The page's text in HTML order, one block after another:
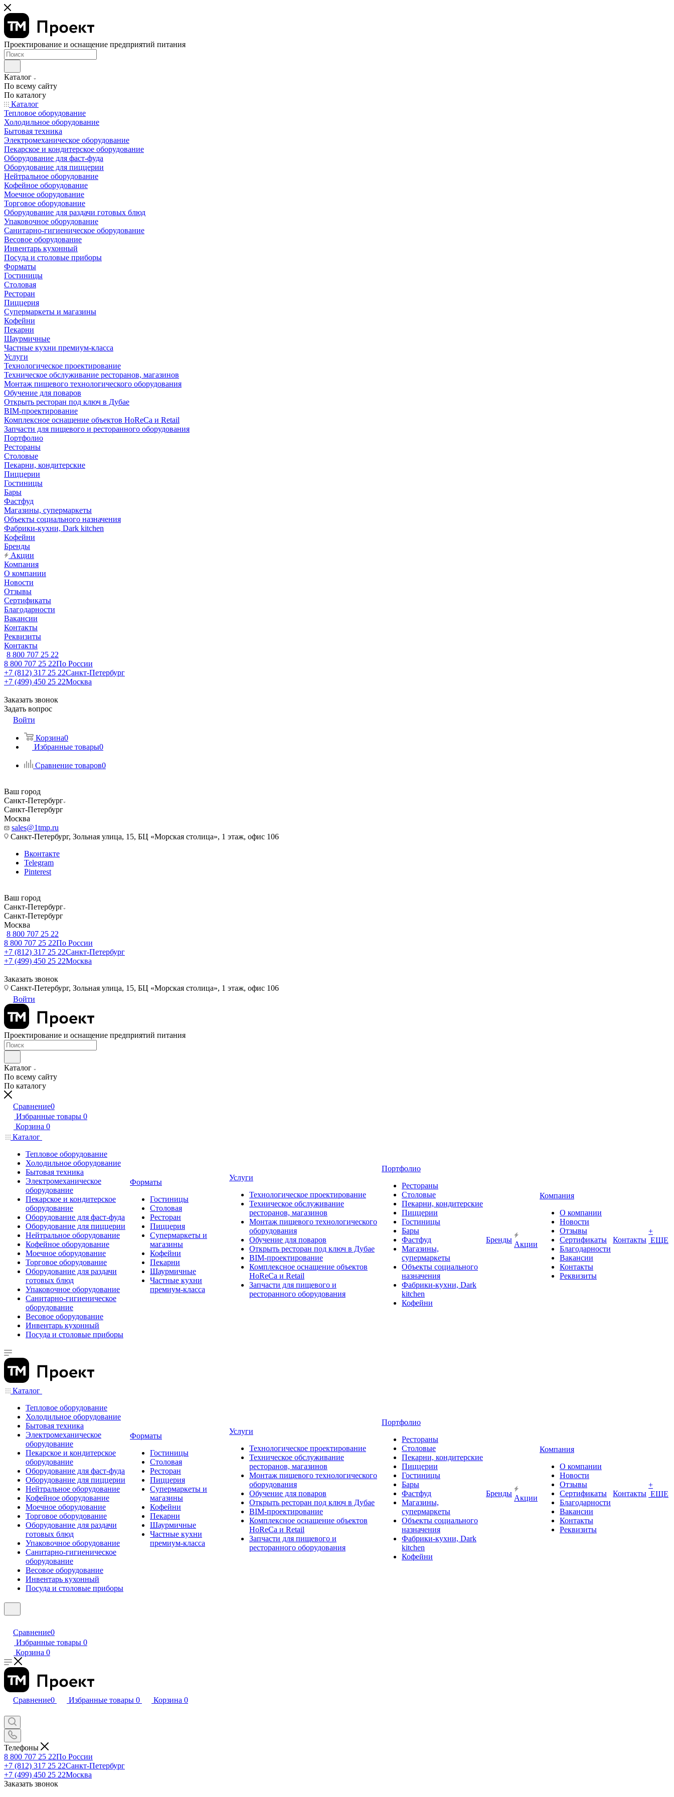
Проектирование и оснащение предприятий питания
Каталог
По всему сайту
По каталогу
Каталог
Тепловое оборудование
Холодильное оборудование
Бытовая техника
Электромеханическое оборудование
Пекарское и кондитерское оборудование
Оборудование для фаст-фуда
Оборудование для пиццерии
Нейтральное оборудование
Кофейное оборудование
Моечное оборудование
Торговое оборудование
Оборудование для раздачи готовых блюд
Упаковочное оборудование
Санитарно-гигиеническое оборудование
Весовое оборудование
Инвентарь кухонный
Посуда и столовые приборы
Форматы
Гостиницы
Столовая
Ресторан
Пиццерия
Супермаркеты и магазины
Кофейни
Пекарни
Шаурмичные
Частные кухни премиум-класса
Услуги
Технологическое проектирование
Техническое обслуживание ресторанов, магазинов
Монтаж пищевого технологического оборудования
Обучение для поваров
Открыть ресторан под ключ в Дубае
BIM-проектирование
Комплексное оснащение объектов HoReCa и Retail
Запчасти для пищевого и ресторанного оборудования
Портфолио
Рестораны
Столовые
Пекарни, кондитерские
Пиццерии
Гостиницы
Бары
Фастфуд
Магазины, супермаркеты
Объекты социального назначения
Фабрики-кухни, Dark kitchen
Кофейни
Бренды
Акции
Компания
О компании
Новости
Отзывы
Сертификаты
Благодарности
Вакансии
Контакты
Реквизиты
Контакты
8 800 707 25 22
8 800 707 25 22По России
+7 (812) 317 25 22Санкт-Петербург
+7 (499) 450 25 22Москва
Заказать звонок
Задать вопрос
Войти
Корзина0
Избранные товары0
Сравнение товаров0
Ваш город
Санкт-Петербург
Санкт-Петербург
Москва
sales@1tmp.ru
Санкт-Петербург, Зольная улица, 15, БЦ «Морская столица», 1 этаж, офис 106
Вконтакте
Telegram
Pinterest
Ваш город
Санкт-Петербург
Санкт-Петербург
Москва
8 800 707 25 22
8 800 707 25 22По России
+7 (812) 317 25 22Санкт-Петербург
+7 (499) 450 25 22Москва
Заказать звонок
Санкт-Петербург, Зольная улица, 15, БЦ «Морская столица», 1 этаж, офис 106
Войти
Проектирование и оснащение предприятий питания
Каталог
По всему сайту
По каталогу
Сравнение0
Избранные товары 0
Корзина 0
Каталог
Тепловое оборудование
Холодильное оборудование
Бытовая техника
Электромеханическое
оборудование
Пекарское и кондитерское
оборудование
Оборудование для фаст-фуда
Оборудование для пиццерии
Нейтральное оборудование
Кофейное оборудование
Моечное оборудование
Торговое оборудование
Оборудование для раздачи
готовых блюд
Упаковочное оборудование
Санитарно-гигиеническое
оборудование
Весовое оборудование
Инвентарь кухонный
Посуда и столовые приборы
Форматы
Гостиницы
Столовая
Ресторан
Пиццерия
Супермаркеты и
магазины
Кофейни
Пекарни
Шаурмичные
Частные кухни
премиум-класса
Услуги
Технологическое проектирование
Техническое обслуживание
ресторанов, магазинов
Монтаж пищевого технологического
оборудования
Обучение для поваров
Открыть ресторан под ключ в Дубае
BIM-проектирование
Комплексное оснащение объектов
HoReCa и Retail
Запчасти для пищевого и
ресторанного оборудования
Портфолио
Рестораны
Столовые
Пекарни, кондитерские
Пиццерии
Гостиницы
Бары
Фастфуд
Магазины,
супермаркеты
Объекты социального
назначения
Фабрики-кухни, Dark
kitchen
Кофейни
Бренды
Акции
Компания
О компании
Новости
Отзывы
Сертификаты
Благодарности
Вакансии
Контакты
Реквизиты
Контакты
+
ЕЩЕ
Каталог
Тепловое оборудование
Холодильное оборудование
Бытовая техника
Электромеханическое
оборудование
Пекарское и кондитерское
оборудование
Оборудование для фаст-фуда
Оборудование для пиццерии
Нейтральное оборудование
Кофейное оборудование
Моечное оборудование
Торговое оборудование
Оборудование для раздачи
готовых блюд
Упаковочное оборудование
Санитарно-гигиеническое
оборудование
Весовое оборудование
Инвентарь кухонный
Посуда и столовые приборы
Форматы
Гостиницы
Столовая
Ресторан
Пиццерия
Супермаркеты и
магазины
Кофейни
Пекарни
Шаурмичные
Частные кухни
премиум-класса
Услуги
Технологическое проектирование
Техническое обслуживание
ресторанов, магазинов
Монтаж пищевого технологического
оборудования
Обучение для поваров
Открыть ресторан под ключ в Дубае
BIM-проектирование
Комплексное оснащение объектов
HoReCa и Retail
Запчасти для пищевого и
ресторанного оборудования
Портфолио
Рестораны
Столовые
Пекарни, кондитерские
Пиццерии
Гостиницы
Бары
Фастфуд
Магазины,
супермаркеты
Объекты социального
назначения
Фабрики-кухни, Dark
kitchen
Кофейни
Бренды
Акции
Компания
О компании
Новости
Отзывы
Сертификаты
Благодарности
Вакансии
Контакты
Реквизиты
Контакты
+
ЕЩЕ
Сравнение0
Избранные товары 0
Корзина 0
Сравнение0 Избранные товары 0 Корзина 0
Телефоны
8 800 707 25 22По России
+7 (812) 317 25 22Санкт-Петербург
+7 (499) 450 25 22Москва
Заказать звонок